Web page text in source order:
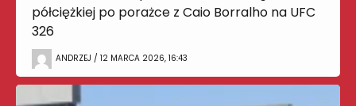
półciężkiej po porażce z Caio Borralho na UFC
326
ANDRZEJ / 12 MARCA 2026, 16:43